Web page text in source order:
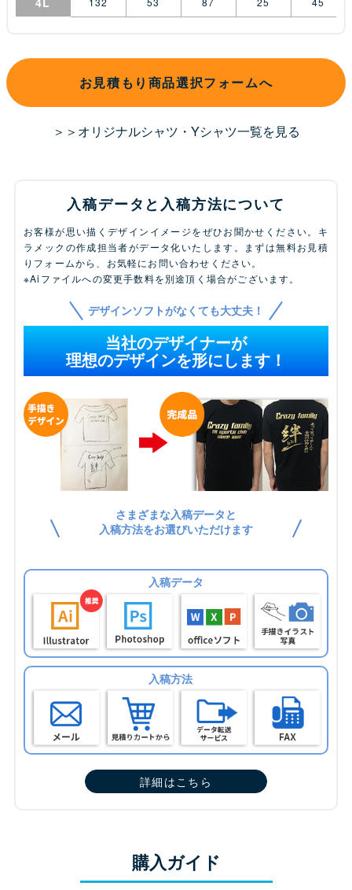
お見積もり商品選択フォームへ
＞＞オリジナルシャツ・Yシャツ一覧を見る
入稿データと入稿方法について
お客様が思い描くデザインイメージをぜひお聞かせください。キ
ラメックの作成担当者がデータ化いたします。まずは無料お見積
りフォームから、お気軽にお問い合わせください。
※Aiファイルへの変更手数料を別途頂く場合がございます。
デザインソフトがなくても大丈夫！
当社のデザイナーが
理想のデザインを形にします！
さまざまな入稿データと
入稿方法をお選びいただけます
入稿データ
入稿方法
詳細はこちら
購入ガイド